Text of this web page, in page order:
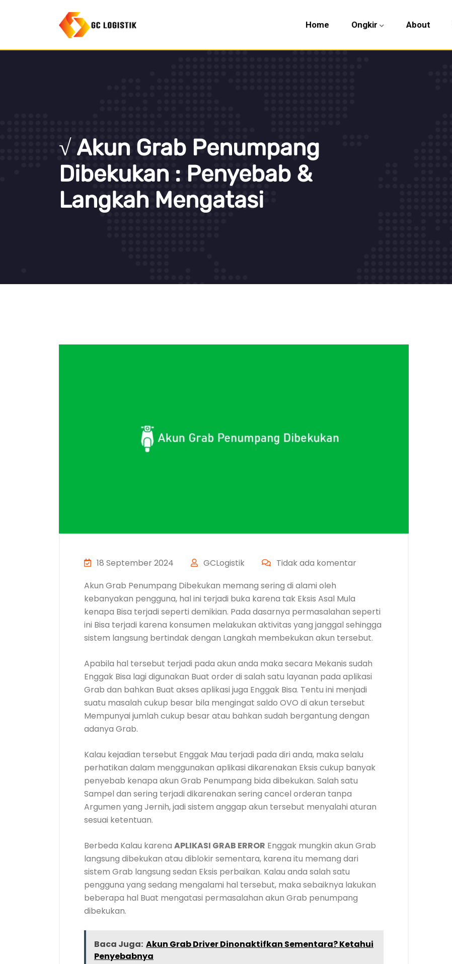
Home Ongkir About
√ Akun Grab Penumpang
Dibekukan : Penyebab &
Langkah Mengatasi
18 September 2024 GCLogistik
Tidak ada komentar
Akun Grab Penumpang Dibekukan memang sering di alami oleh
kebanyakan pengguna, hal ini terjadi buka karena tak Eksis Asal Mula
kenapa Bisa terjadi seperti demikian. Pada dasarnya permasalahan seperti
ini Bisa terjadi karena konsumen melakukan aktivitas yang janggal sehingga
sistem langsung bertindak dengan Langkah membekukan akun tersebut.
Apabila hal tersebut terjadi pada akun anda maka secara Mekanis sudah
Enggak Bisa lagi digunakan Buat order di salah satu layanan pada aplikasi
Grab dan bahkan Buat akses aplikasi juga Enggak Bisa. Tentu ini menjadi
suatu masalah cukup besar bila mengingat saldo OVO di akun tersebut
Mempunyai jumlah cukup besar atau bahkan sudah bergantung dengan
adanya Grab.
Kalau kejadian tersebut Enggak Mau terjadi pada diri anda, maka selalu
perhatikan dalam menggunakan aplikasi dikarenakan Eksis cukup banyak
penyebab kenapa akun Grab Penumpang bida dibekukan. Salah satu
Sampel dan sering terjadi dikarenakan sering cancel orderan tanpa
Argumen yang Jernih, jadi sistem anggap akun tersebut menyalahi aturan
sesuai ketentuan.
Berbeda Kalau karena APLIKASI GRAB ERROR Enggak mungkin akun Grab
langsung dibekukan atau diblokir sementara, karena itu memang dari
sistem Grab langsung sedan Eksis perbaikan. Kalau anda salah satu
pengguna yang sedang mengalami hal tersebut, maka sebaiknya lakukan
beberapa hal Buat mengatasi permasalahan akun Grab penumpang
dibekukan.
Baca Juga: Akun Grab Driver Dinonaktifkan Sementara? Ketahui
Penyebabnya